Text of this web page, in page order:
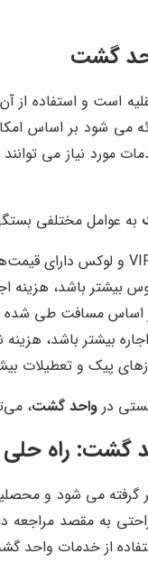
گشت
است و استفاده
مورد نیاز می
به عوامل مختلفی
بیشتر باشد، هزینه
بر اساس مسافت طی
بیشتر باشد، هزینه
پیک و تعطیلات
در واحد گشت،
گشت: راه
گرفته می‌ شود و
به مقصد
از خدمات